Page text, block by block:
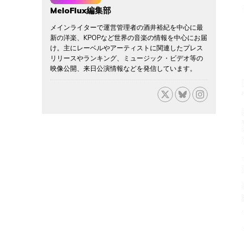
MeloFlux編集部
メインライターで運営管理者の酒井裕紀を中心に最
新の洋楽、KPOPなど世界の音楽の情報を中心にお届
け。主にレーベルやアーティストに関連したプレス
リリースやランキング、ミュージック・ビデオ等の
映像公開、来日公演情報などを発信しています。